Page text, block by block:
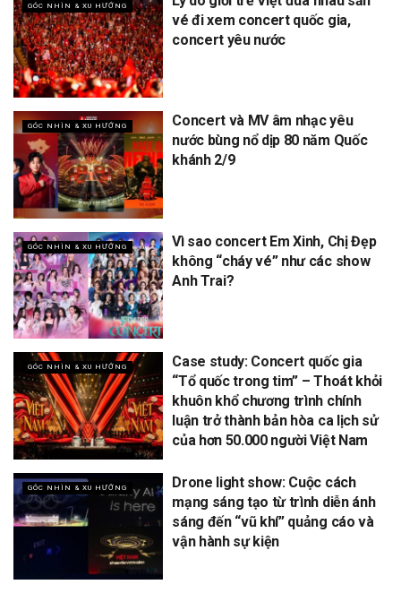
GÓC NHÌN & XU HƯỚNG
vé đi xem concert quốc gia,
concert yêu nước
GÓC NHÌN & XU HƯỚNG
Concert và MV âm nhạc yêu
nước bùng nổ dịp 80 năm Quốc
khánh 2/9
GÓC NHÌN & XU HƯỚNG
Vì sao concert Em Xinh, Chị Đẹp
không “cháy vé” như các show
Anh Trai?
GÓC NHÌN & XU HƯỚNG
Case study: Concert quốc gia
“Tổ quốc trong tim” – Thoát khỏi
khuôn khổ chương trình chính
luận trở thành bản hòa ca lịch sử
của hơn 50.000 người Việt Nam
GÓC NHÌN & XU HƯỚNG
Drone light show: Cuộc cách
mạng sáng tạo từ trình diễn ánh
sáng đến “vũ khí” quảng cáo và
vận hành sự kiện